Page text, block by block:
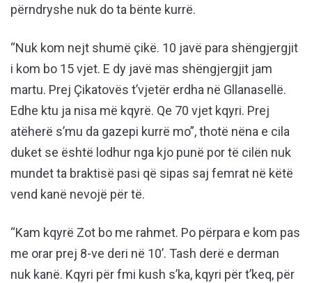
përndryshe nuk do ta bënte kurrë.
“Nuk kom nejt shumë çikë. 10 javë para shëngjergjit
i kom bo 15 vjet. E dy javë mas shëngjergjit jam
martu. Prej Çikatovës t’vjetër erdha në Gllanasellë.
Edhe ktu ja nisa më kqyrë. Qe 70 vjet kqyri. Prej
atëherë s’mu da gazepi kurrë mo”, thotë nëna e cila
duket se është lodhur nga kjo punë por të cilën nuk
mundet ta braktisë pasi që sipas saj femrat në këtë
vend kanë nevojë për të.
“Kam kqyrë Zot bo me rahmet. Po përpara e kom pas
me orar prej 8-ve deri në 10’. Tash derë e derman
nuk kanë. Kqyri për fmi kush s’ka, kqyri për t’keq, për